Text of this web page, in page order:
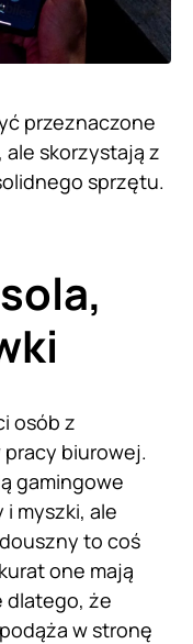
przeznaczone
skorzystają z
sprzętu.
osób z
biurowej.
gamingowe
myszki, ale
to coś
one mają
dlatego, że
w stronę